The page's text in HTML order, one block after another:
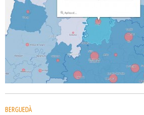
BERGUEDÀ